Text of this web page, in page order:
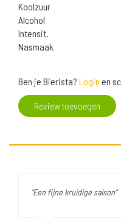
Koolzuur
Alcohol
Intensit.
Nasmaak
Ben je Bierista? Login en
Review toevoegen
"Een fijne kruidige saison"